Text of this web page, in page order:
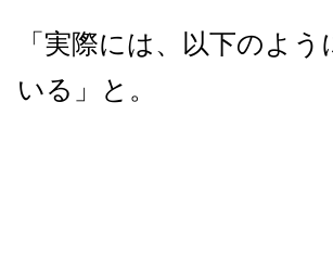
「実際には、以下のよ
いる」と。